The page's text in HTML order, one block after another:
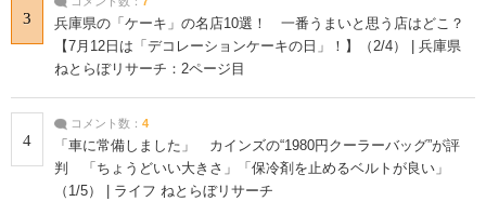
3
兵庫県の「ケーキ」の名店10選！ 一番うまいと思う店はどこ？
【7月12日は「デコレーションケーキの日」！】（2/4） | 兵庫県
ねとらぼリサーチ：2ページ目
4
コメント数： 4
「車に常備しました」 カインズの“1980円クーラーバッグ”が評
判 「ちょうどいい大きさ」「保冷剤を止めるベルトが良い」
（1/5） | ライフ ねとらぼリサーチ